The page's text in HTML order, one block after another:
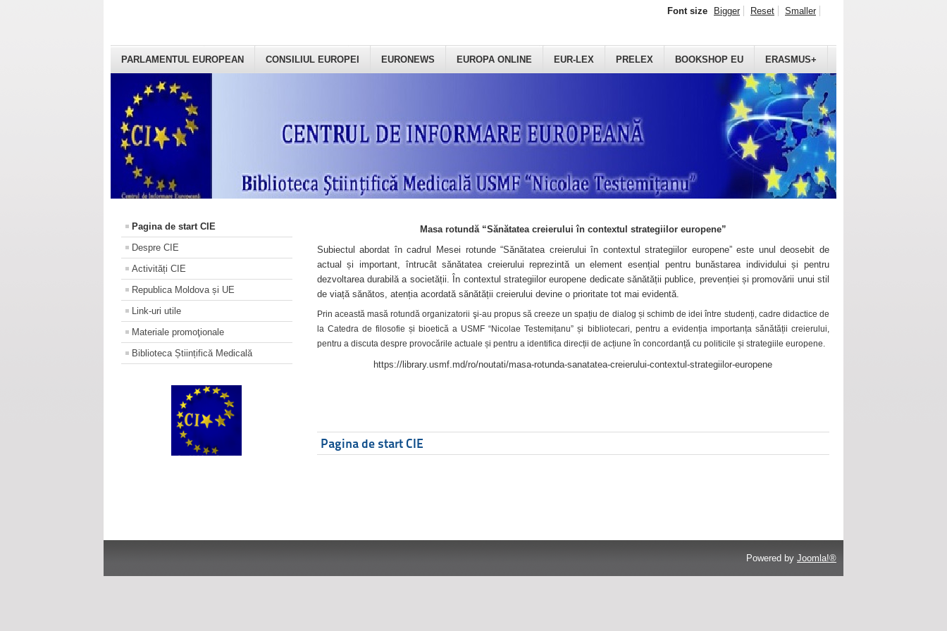
PARLAMENTUL EUROPEAN CONSILIUL EUROPEI EURONEWS EUROPA ONLINE EUR-LEX PRELEX BOOKSHOP EU ERASMUS+
Font size Bigger Reset Smaller
Pagina de start CIE
Despre CIE
Activități CIE
Republica Moldova și UE
Link-uri utile
Materiale promoţionale
Biblioteca Științifică Medicală
Masa rotundă “Sănătatea creierului în contextul strategiilor europene”
Subiectul abordat în cadrul Mesei rotunde “Sănătatea creierului în contextul strategiilor europene” este unul deosebit de
actual și important, întrucât sănătatea creierului reprezintă un element esențial pentru bunăstarea individului și pentru
dezvoltarea durabilă a societății. În contextul strategiilor europene dedicate sănătății publice, prevenției și promovării unui stil
de viață sănătos, atenția acordată sănătății creierului devine o prioritate tot mai evidentă.
Prin această masă rotundă organizatorii şi-au propus să creeze un spațiu de dialog și schimb de idei între studenți, cadre didactice de
la Catedra de filosofie și bioetică a USMF “Nicolae Testemițanu” și bibliotecari, pentru a evidenția importanța sănătății creierului,
pentru a discuta despre provocările actuale și pentru a identifica direcții de acțiune în concordanță cu politicile și strategiile europene.
https://library.usmf.md/ro/noutati/masa-rotunda-sanatatea-creierului-contextul-strategiilor-europene
Pagina de start CIE
Powered by Joomla!®